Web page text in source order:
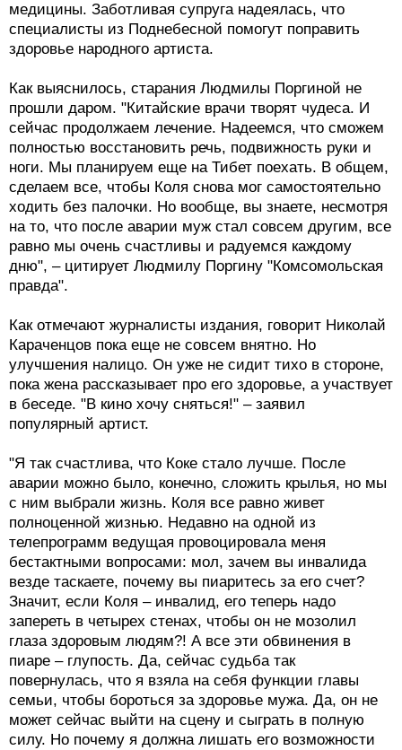
медицины. Заботливая супруга надеялась, что
специалисты из Поднебесной помогут поправить
здоровье народного артиста.
Как выяснилось, старания Людмилы Поргиной не
прошли даром. "Китайские врачи творят чудеса. И
сейчас продолжаем лечение. Надеемся, что сможем
полностью восстановить речь, подвижность руки и
ноги. Мы планируем еще на Тибет поехать. В общем,
сделаем все, чтобы Коля снова мог самостоятельно
ходить без палочки. Но вообще, вы знаете, несмотря
на то, что после аварии муж стал совсем другим, все
равно мы очень счастливы и радуемся каждому
дню", – цитирует Людмилу Поргину "Комсомольская
правда".
Как отмечают журналисты издания, говорит Николай
Караченцов пока еще не совсем внятно. Но
улучшения налицо. Он уже не сидит тихо в стороне,
пока жена рассказывает про его здоровье, а участвует
в беседе. "В кино хочу сняться!" – заявил
популярный артист.
"Я так счастлива, что Коке стало лучше. После
аварии можно было, конечно, сложить крылья, но мы
с ним выбрали жизнь. Коля все равно живет
полноценной жизнью. Недавно на одной из
телепрограмм ведущая провоцировала меня
бестактными вопросами: мол, зачем вы инвалида
везде таскаете, почему вы пиаритесь за его счет?
Значит, если Коля – инвалид, его теперь надо
запереть в четырех стенах, чтобы он не мозолил
глаза здоровым людям?! А все эти обвинения в
пиаре – глупость. Да, сейчас судьба так
повернулась, что я взяла на себя функции главы
семьи, чтобы бороться за здоровье мужа. Да, он не
может сейчас выйти на сцену и сыграть в полную
силу. Но почему я должна лишать его возможности